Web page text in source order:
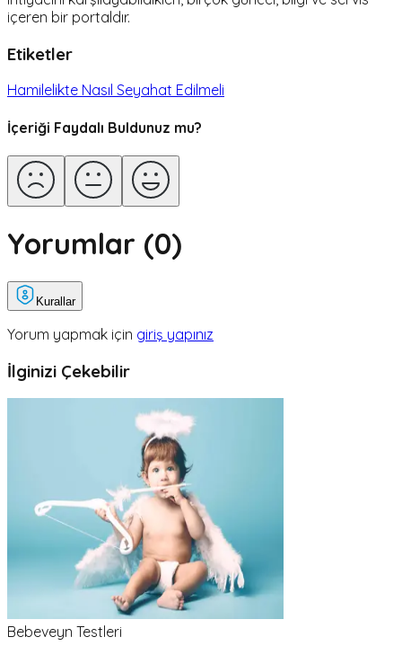
içeren bir portaldır.
Etiketler
Hamilelikte Nasıl Seyahat Edilmeli
İçeriği Faydalı Buldunuz mu?
Yorumlar (0)
Kurallar
Yorum yapmak için giriş yapınız
İlginizi Çekebilir
Bebeveyn Testleri